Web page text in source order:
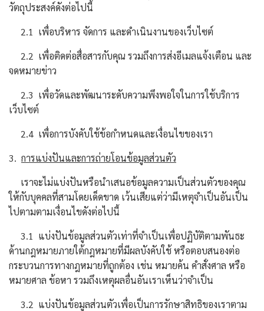
วัตถุประสงค์ดังต่อไปนี้
2.1 เพื่อบริหาร จัดการ และดำเนินงานของเว็บไซต์
2.2 เพื่อติดต่อสื่อสารกับคุณ รวมถึงการส่งอีเมลแจ้งเตือน และ
จดหมายข่าว
2.3 เพื่อวัดและพัฒนาระดับความพึงพอใจในการใช้บริการ
เว็บไซต์
2.4 เพื่อการบังคับใช้ข้อกำหนดและเงื่อนไขของเรา
3. การแบ่งปันและการถ่ายโอนข้อมูลส่วนตัว
เราจะไม่แบ่งปันหรือนำเสนอข้อมูลความเป็นส่วนตัวของคุณ
ให้กับบุคคลที่สามโดยเด็ดขาด เว้นเสียแต่ว่ามีเหตุจำเป็นอันเป็น
ไปตามตามเงื่อนไขดังต่อไปนี้
3.1 แบ่งปันข้อมูลส่วนตัวเท่าที่จำเป็นเพื่อปฏิบัติตามพันธะ
ด้านกฎหมายภายใต้กฎหมายที่มีผลบังคับใช้ หรือตอบสนองต่อ
กระบวนการทางกฎหมายที่ถูกต้อง เช่น หมายค้น คำสั่งศาล หรือ
หมายศาล ข้อหา รวมถึงเหตุผลอื่นอันเราเห็นว่าจำเป็น
3.2 แบ่งปันข้อมูลส่วนตัวเพื่อเป็นการรักษาสิทธิของเราตาม